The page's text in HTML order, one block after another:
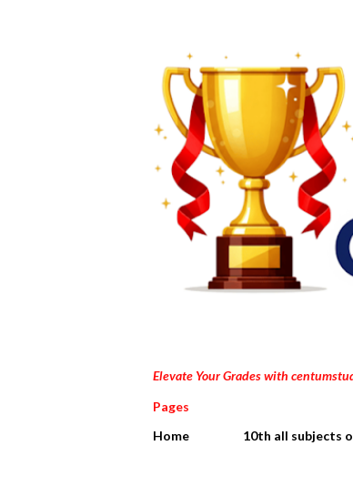
Elevate Your Grades with
Pages
Home
10th all subjects